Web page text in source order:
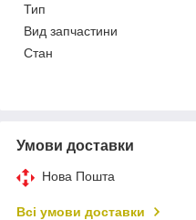
Тип
Вид запчастини
Стан
Умови доставки
Нова Пошта
Всі умови доставки